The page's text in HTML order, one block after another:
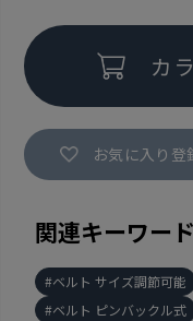
カ
お気に入り登
関連キーワード
ベルト サイズ調節可能
ベルト ピンバックル式